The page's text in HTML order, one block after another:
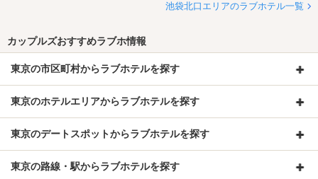
SNSで話題「Aquallモイスチャーダメージケア」をレンタル開始！
夏の気になるニオイに「hadakaraボディソープ デオドラントタイ
プ」でスッキリ！
是非お試しください☆彡
★春季限定チューハイ・サワー150円フェア★
☆彡
季節のフルーティーなフレーバーをお得な価格で是非ご堪能下さい♪
★ホワイトデープレゼント★
池袋北口エリアのラブホテル一覧
カップルズおすすめラブホ情報
東京の市区町村からラブホテルを探す
東京のホテルエリアからラブホテルを探す
東京のデートスポットからラブホテルを探す
東京の路線・駅からラブホテルを探す